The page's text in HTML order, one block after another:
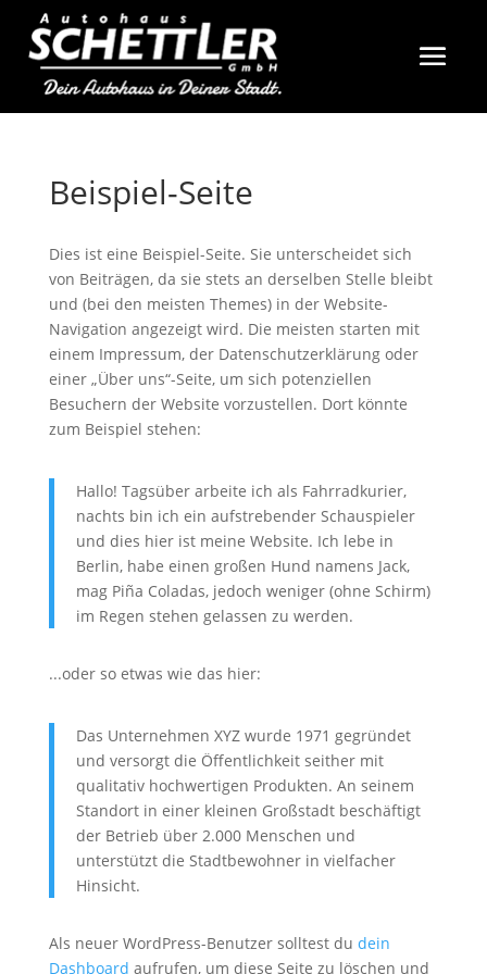
Beispiel-Seite
Dies ist eine Beispiel-Seite. Sie unterscheidet sich
von Beiträgen, da sie stets an derselben Stelle bleibt
und (bei den meisten Themes) in der Website-
Navigation angezeigt wird. Die meisten starten mit
einem Impressum, der Datenschutzerklärung oder
einer „Über uns“-Seite, um sich potenziellen
Besuchern der Website vorzustellen. Dort könnte
zum Beispiel stehen:
Hallo! Tagsüber arbeite ich als Fahrradkurier,
nachts bin ich ein aufstrebender Schauspieler
und dies hier ist meine Website. Ich lebe in
Berlin, habe einen großen Hund namens Jack,
mag Piña Coladas, jedoch weniger (ohne Schirm)
im Regen stehen gelassen zu werden.
...oder so etwas wie das hier:
Das Unternehmen XYZ wurde 1971 gegründet
und versorgt die Öffentlichkeit seither mit
qualitativ hochwertigen Produkten. An seinem
Standort in einer kleinen Großstadt beschäftigt
der Betrieb über 2.000 Menschen und
unterstützt die Stadtbewohner in vielfacher
Hinsicht.
Als neuer WordPress-Benutzer solltest du dein
Dashboard aufrufen, um diese Seite zu löschen und